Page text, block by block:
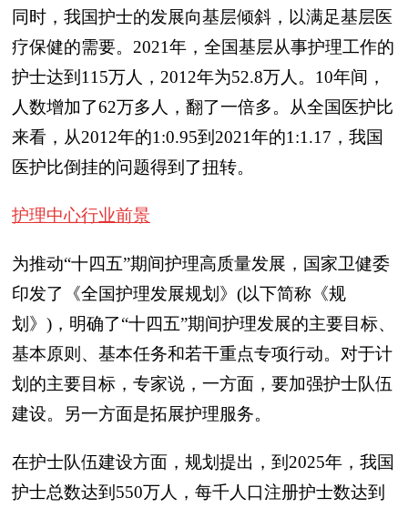
同时，我国护士的发展向基层倾斜，以满足基层医
疗保健的需要。2021年，全国基层从事护理工作的
护士达到115万人，2012年为52.8万人。10年间，
人数增加了62万多人，翻了一倍多。从全国医护比
来看，从2012年的1:0.95到2021年的1:1.17，我国
医护比倒挂的问题得到了扭转。
护理中心行业前景
为推动“十四五”期间护理高质量发展，国家卫健委
印发了《全国护理发展规划》(以下简称《规
划》)，明确了“十四五”期间护理发展的主要目标、
基本原则、基本任务和若干重点专项行动。对于计
划的主要目标，专家说，一方面，要加强护士队伍
建设。另一方面是拓展护理服务。
在护士队伍建设方面，规划提出，到2025年，我国
护士总数达到550万人，每千人口注册护士数达到